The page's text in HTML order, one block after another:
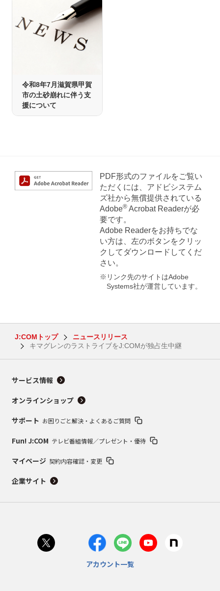
令和8年7月滋賀県甲賀
市の土砂崩れに伴う支
援について
PDF形式のファイルをご覧い
ただくには、アドビシステム
ズ社から無償提供されている
Adobe®Acrobat Readerが必
要です。
Adobe Readerをお持ちでな
い方は、左のボタンをクリッ
クしてダウンロードしてくだ
さい。
※リンク先のサイトはAdobe
Systems社が運営しています。
J:COMトップ
ニュースリリース
キマグレンのラストライブをJ:COMが独占生中継
サービス情報
オンラインショップ
サポート お困りごと解決・よくあるご質問
Fun! J:COM テレビ番組情報／プレゼント・優待
マイページ 契約内容確認・変更
企業サイト
アカウント一覧